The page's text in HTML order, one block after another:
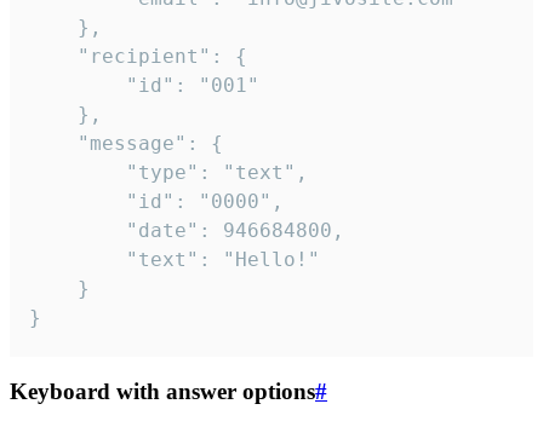
}
Keyboard with answer options#